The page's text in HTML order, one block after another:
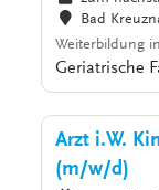
Bad
Weiterbildung
Geriatrische
Arzt i.W.
(m/w/d)